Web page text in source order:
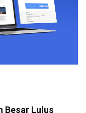
Besar Lulus